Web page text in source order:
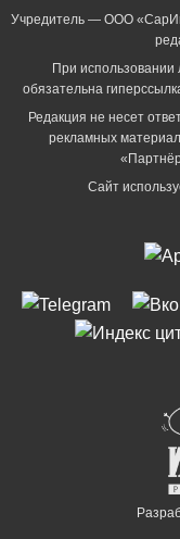
Учредитель — ООО
При
обязательна
Редакция не несет
рекламных
Сайт